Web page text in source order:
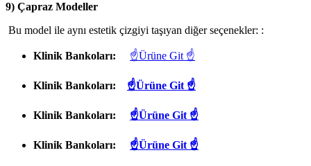
9) Çapraz Modeller
Bu model ile aynı estetik çizgiyi taşıyan diğer seçenekler: :
Klinik Bankoları: ☝Ürüne Git ☝
Klinik Bankoları: ☝Ürüne Git ☝
Klinik Bankoları: ☝Ürüne Git ☝
Klinik Bankoları: ☝Ürüne Git ☝